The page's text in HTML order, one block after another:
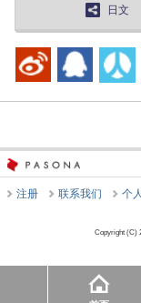
日文
注册 联系我们 个
Copyright (C)